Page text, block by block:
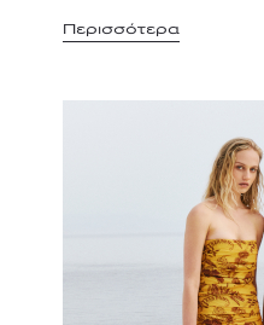
Περισσότερα